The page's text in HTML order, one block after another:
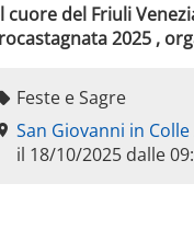
cuore del Friuli
2025 ,
Feste e Sagre
San Giovanni in
il 18/10/2025 dalle